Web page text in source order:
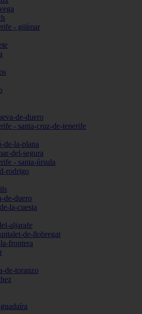
- güímar
de-duero
- santa-cruz-de-tenerife
de-la-plana
del-segura
- santa-úrsula
rodrigo
de-duero
la-cuesta
aljarafe
de-llobregat
frontera
de-toranzo